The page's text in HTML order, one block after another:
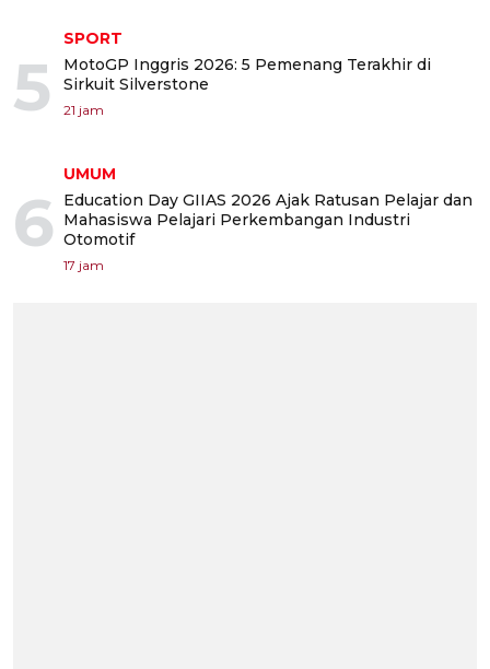
5
SPORT
MotoGP Inggris 2026: 5 Pemenang Terakhir di
Sirkuit Silverstone
21 jam
6
UMUM
Education Day GIIAS 2026 Ajak Ratusan Pelajar dan
Mahasiswa Pelajari Perkembangan Industri
Otomotif
17 jam